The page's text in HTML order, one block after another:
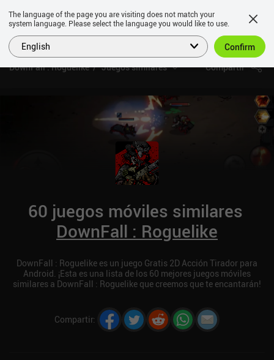
DownFall : Roguelike Juegos similares Compartir
60 juegos móviles similares
DownFall : Roguelike
DownFall : Roguelike es un juego Gratis 2D Acción Tirador para
Android. ¡Esta es una lista de los 60 mejores juegos móviles
similares a DownFall : Roguelike que creemos que te encantarán!
Compartir:
The language of the page you are visiting does not match your
system language. Please select the language you would like to use.
English Confirm